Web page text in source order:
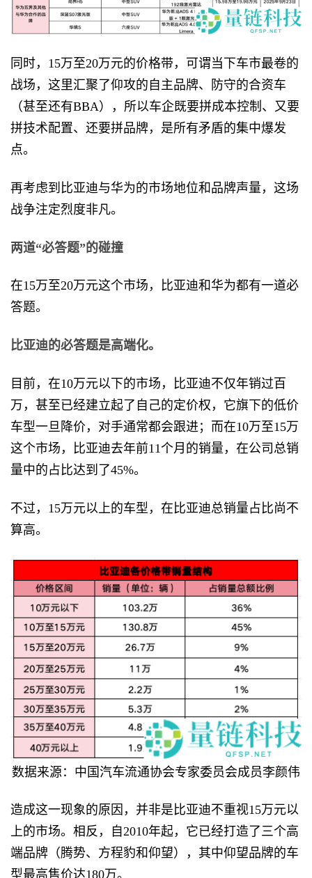
同时，15万至20万元的价格带，可谓当下车市最卷的
战场，这里汇聚了仰攻的自主品牌、防守的合资车
（甚至还有BBA），所以车企既要拼成本控制、又要
拼技术配置、还要拼品牌，是所有矛盾的集中爆发
点。
再考虑到比亚迪与华为的市场地位和品牌声量，这场
战争注定烈度非凡。
两道“必答题”的碰撞
在15万至20万元这个市场，比亚迪和华为都有一道必
答题。
比亚迪的必答题是高端化。
目前，在10万元以下的市场，比亚迪不仅年销过百
万，甚至已经建立起了自己的定价权，它旗下的低价
车型一旦降价，对手通常都会跟进；而在10万至15万
这个市场，比亚迪去年前11个月的销量，在公司总销
量中的占比达到了45%。
不过，15万元以上的车型，在比亚迪总销量占比尚不
算高。
数据来源：中国汽车流通协会专家委员会成员李颜伟
造成这一现象的原因，并非是比亚迪不重视15万元以
上的市场。相反，自2010年起，它已经打造了三个高
端品牌（腾势、方程豹和仰望），其中仰望品牌的车
型最高售价达180万。